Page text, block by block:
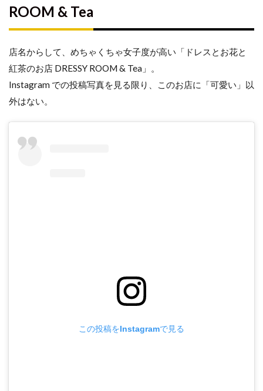
ROOM & Tea
店名からして、めちゃくちゃ女子度が高い「ドレスとお花と
紅茶のお店 DRESSY ROOM & Tea」。
Instagram での投稿写真を見る限り、このお店に「可愛い」以
外はない。
この投稿をInstagramで見る